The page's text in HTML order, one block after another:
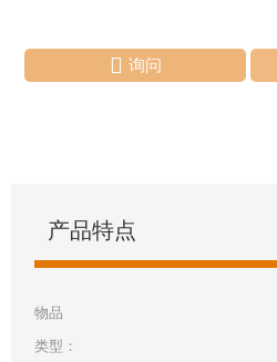
 询问
产品特点
物品
类型：